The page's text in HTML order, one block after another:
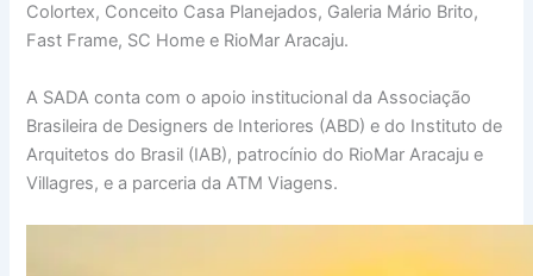
Colortex, Conceito Casa Planejados, Galeria Mário Brito,
Fast Frame, SC Home e RioMar Aracaju.
A SADA conta com o apoio institucional da Associação
Brasileira de Designers de Interiores (ABD) e do Instituto de
Arquitetos do Brasil (IAB), patrocínio do RioMar Aracaju e
Villagres, e a parceria da ATM Viagens.